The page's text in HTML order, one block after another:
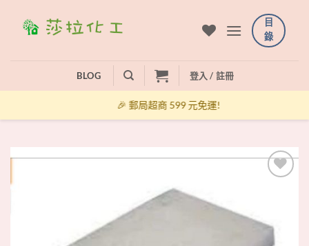
目
錄
BLOG 登入 / 註冊
🎉 郵局超商 599 元免運!